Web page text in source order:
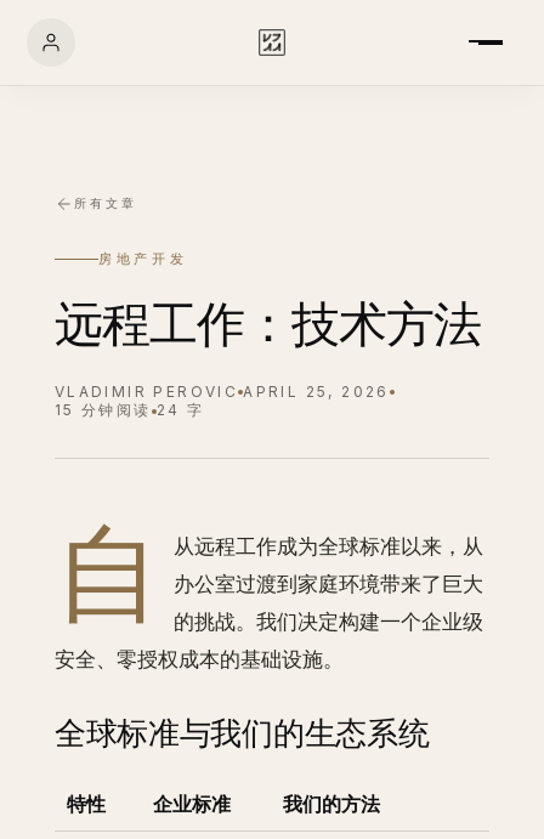
所有文章
房地产开发
远程工作：技术方法
VLADIMIR PEROVIC APRIL 25, 2026
15 分钟阅读 24 字
自
从远程工作成为全球标准以来，从
办公室过渡到家庭环境带来了巨大
的挑战。我们决定构建一个企业级
安全、零授权成本的基础设施。
全球标准与我们的生态系统
特性 企业标准 我们的方法